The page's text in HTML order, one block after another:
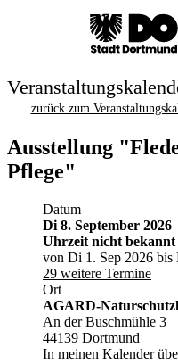
zurück zum
Ausstellung
Pflege"
Datum
Di 8. September 2026
Uhrzeit nicht bekannt
von Di 1. Sep 2026 bis
29 weitere Termine
Ort
AGARD-
An der Buschmühle 3
44139 Dortmund
In meinen Kalender